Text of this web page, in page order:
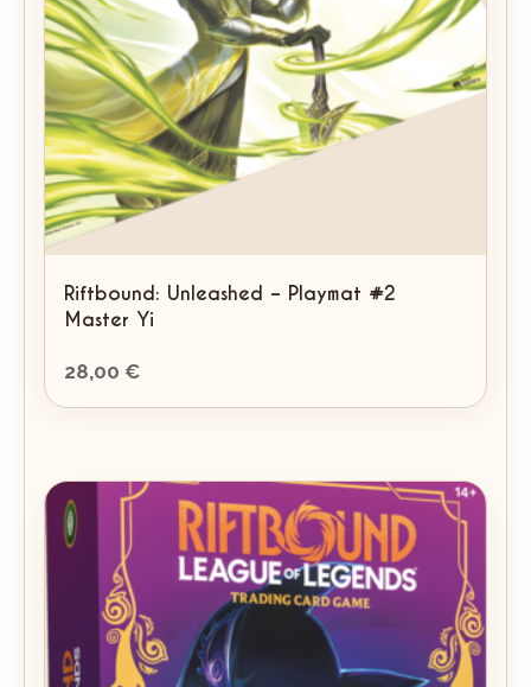
Riftbound: Unleashed – Playmat #2
Master Yi
28,00 €